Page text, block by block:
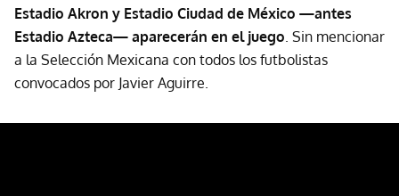
Estadio Akron y Estadio Ciudad de México —antes
Estadio Azteca— aparecerán en el juego . Sin mencionar
a la Selección Mexicana con todos los futbolistas
convocados por Javier Aguirre.